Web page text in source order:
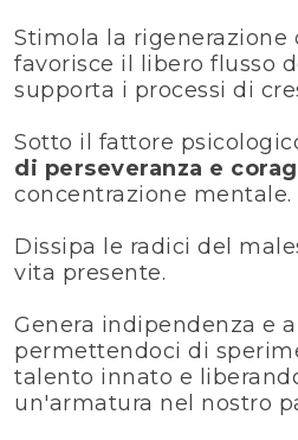
Stimola la rigenerazione
favorisce il libero flusso
supporta i processi di
Sotto il fattore
di perseveranza e
concentrazione mentale.
Dissipa le radici del
vita presente.
Genera indipendenza e
permettendoci di
talento innato e
un'armatura nel nostro